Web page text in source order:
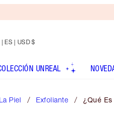
| ES | USD $
UNREAL
Piel Exfoliante ¿Qué